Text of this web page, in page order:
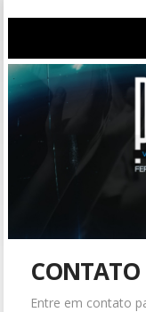
CONTATO
Entre em contato